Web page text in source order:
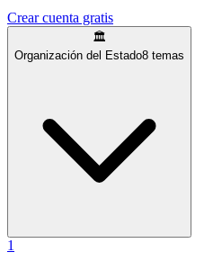
Crear cuenta gratis
🏛️
Organización del Estado8 temas
1